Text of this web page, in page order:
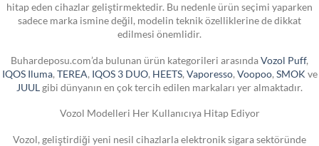
hitap eden cihazlar geliştirmektedir. Bu nedenle ürün seçimi yaparken
sadece marka ismine değil, modelin teknik özelliklerine de dikkat
edilmesi önemlidir.
Buhardeposu.com’da bulunan ürün kategorileri arasındaVozol Puff,
IQOS Iluma, TEREA IQOS 3 DUO, HEETS, Vaporesso, Voopoo, SMOK ve
JUUL gibi dünyanın en çok tercih edilen markaları yer almaktadır.
Vozol Modelleri Her Kullanıcıya Hitap Ediyor
Vozol, geliştirdiği yeni nesil cihazlarla elektronik sigara sektöründe